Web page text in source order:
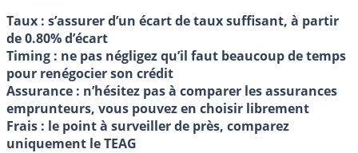
Taux : s’assurer d’un écart de taux suffisant, à partir
de 0.80% d’écart
Timing : ne pas négligez qu’il faut beaucoup de temps
pour renégocier son crédit
Assurance : n’hésitez pas à comparer les assurances
emprunteurs, vous pouvez en choisir librement
Frais : le point à surveiller de près, comparez
uniquement le TEAG